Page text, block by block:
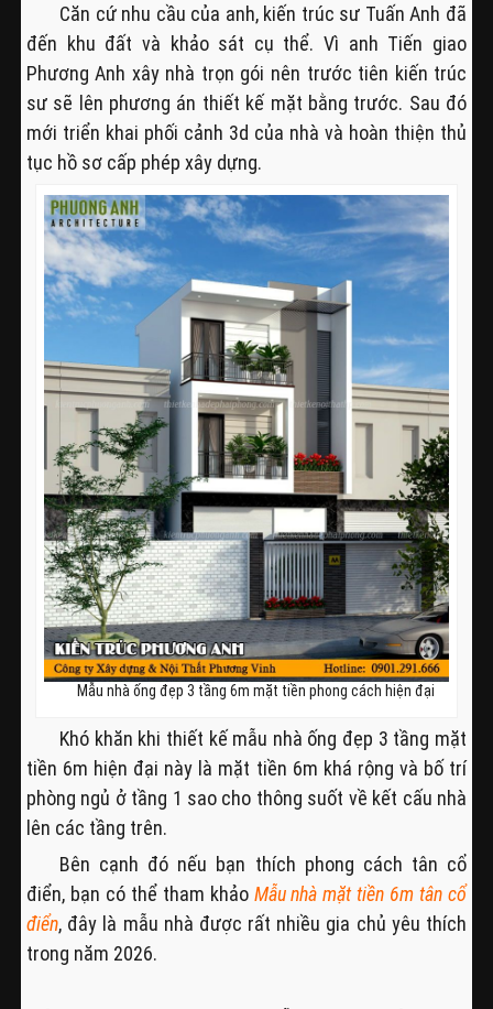
Căn cứ nhu cầu của anh, kiến trúc sư Tuấn Anh đã
đến khu đất và khảo sát cụ thể. Vì anh Tiến giao
Phương Anh xây nhà trọn gói nên trước tiên kiến trúc
sư sẽ lên phương án thiết kế mặt bằng trước. Sau đó
mới triển khai phối cảnh 3d của nhà và hoàn thiện thủ
tục hồ sơ cấp phép xây dựng.
Mẫu nhà ống đẹp 3 tầng 6m mặt tiền phong cách hiện đại
Khó khăn khi thiết kế mẫu nhà ống đẹp 3 tầng mặt
tiền 6m hiện đại này là mặt tiền 6m khá rộng và bố trí
phòng ngủ ở tầng 1 sao cho thông suốt về kết cấu nhà
lên các tầng trên.
Bên cạnh đó nếu bạn thích phong cách tân cổ
điển, bạn có thể tham khảo Mẫu nhà mặt tiền 6m tân cổ
điển, đây là mẫu nhà được rất nhiều gia chủ yêu thích
trong năm 2026.